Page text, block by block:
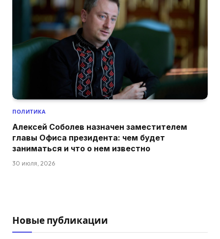
ПОЛИТИКА
Алексей Соболев назначен заместителем
главы Офиса президента: чем будет
заниматься и что о нем известно
30 июля, 2026
Новые публикации